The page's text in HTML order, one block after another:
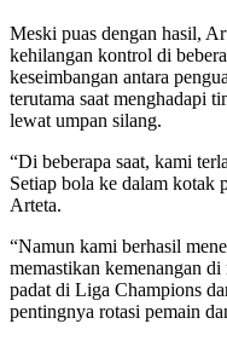
Meski puas dengan hasil,
kehilangan kontrol di
keseimbangan antara
terutama saat menghadapi
lewat umpan silang.
“Di beberapa saat, kami
Setiap bola ke dalam kotak
Arteta.
“Namun kami berhasil
memastikan kemenangan
padat di Liga Champions
pentingnya rotasi pemain